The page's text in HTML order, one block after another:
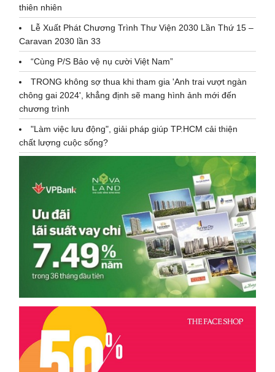
thiên nhiên
Lễ Xuất Phát Chương Trình Thư Viện 2030 Lần Thứ 15 –
Caravan 2030 lần 33
“Cùng P/S Bảo vệ nụ cười Việt Nam”
TRONG không sợ thua khi tham gia 'Anh trai vượt ngàn
chông gai 2024', khẳng định sẽ mang hình ảnh mới đến
chương trình
"Làm việc lưu động", giải pháp giúp TP.HCM cải thiện
chất lượng cuộc sống?